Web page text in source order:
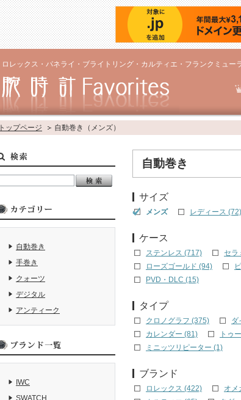
ロレックス・パネライ・ブライトリング・カルティエ・フランクミュ
トップページ 自動巻き（メンズ）
自動巻き
サイズ
メンズ レディース (72)
ケース
ステンレス (717) セラ
ローズゴールド (94)
PVD・DLC (15)
タイプ
クロノグラフ (375) ダ
カレンダー (81)
トゥ
ミニッツリピーター (1)
ブランド
ロレックス (422) オメ
自動巻き
手巻き
クォーツ
デジタル
アンティーク
IWC